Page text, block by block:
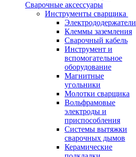
Сварочные аксессуары
Инструменты сварщика
Электрододержатели
Клеммы заземления
Сварочный кабель
Инструмент и
вспомогательное
оборудование
Магнитные
угольники
Молотки сварщика
Вольфрамовые
электроды и
приспособления
Системы вытяжки
сварочных дымов
Керамические